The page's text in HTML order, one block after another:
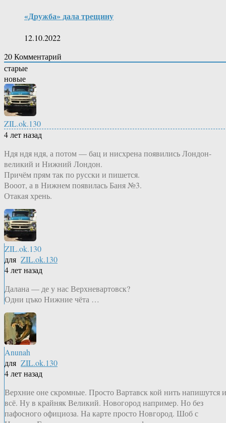
«Дружба» дала трещину
12.10.2022
20Комментарий
старые
новые
ZIL.ok.130
4 лет назад
Ндя ндя ндя, а потом — бац и нисхрена появились Лондон-
великий и Нижний Лондон.
Причём прям так по русски и пишется.
Вооот, а в Нижнем появилась Баня №3.
Отакая хрень.
ZIL.ok.130
для ZIL.ok.130
4 лет назад
Далана — де у нас Верхневартовск?
Одни цъко Нижние чёта …
Anunah
для ZIL.ok.130
4 лет назад
Верхние оне скромные. Просто Вартавск кой нить напишутся и
всё. Ну в крайняк Великий. Новогород например. Но без
пафосного официоза. На карте просто Новгород. Шоб с